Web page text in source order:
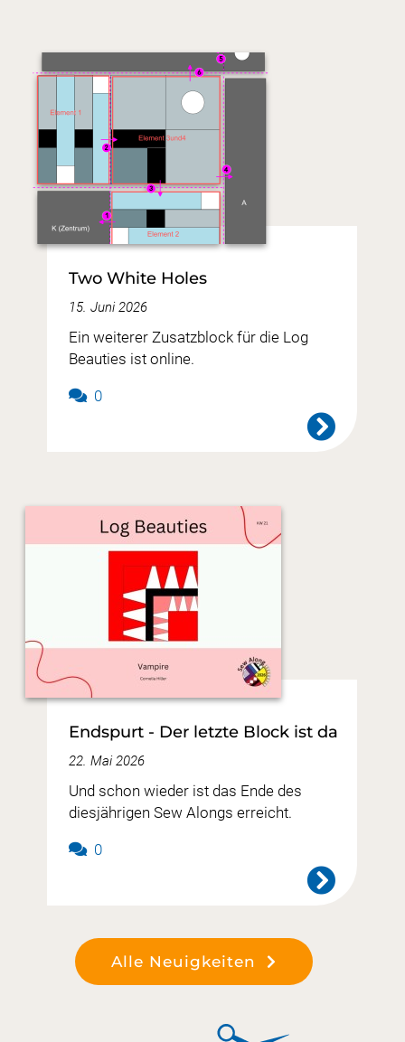
Two White Holes
15. Juni 2026
Ein weiterer Zusatzblock für die Log
Beauties ist online.
0
Endspurt - Der letzte Block ist da
22. Mai 2026
Und schon wieder ist das Ende des
diesjährigen Sew Alongs erreicht.
0
Alle Neuigkeiten